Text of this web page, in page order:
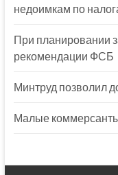
недоимкам по
При планировании
рекомендации ФСБ
Минтруд позволил
Малые